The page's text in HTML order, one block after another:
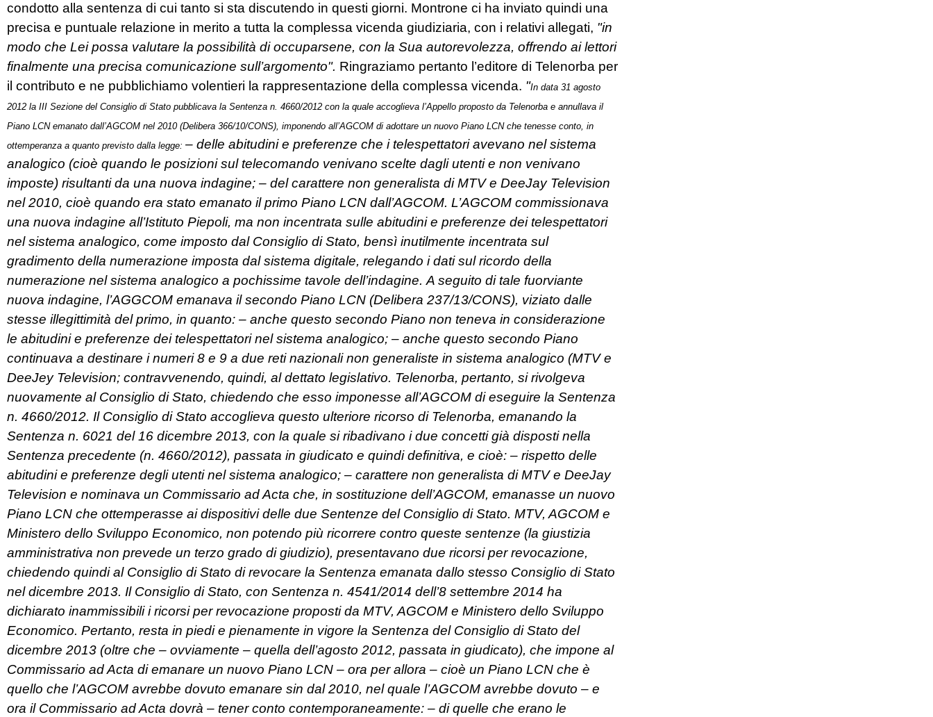
condotto alla sentenza di cui tanto si sta discutendo in questi giorni. Montrone ci ha inviato quindi una
precisa e puntuale relazione in merito a tutta la complessa vicenda giudiziaria, con i relativi allegati, "in
modo che Lei possa valutare la possibilità di occuparsene, con la Sua autorevolezza, offrendo ai lettori
finalmente una precisa comunicazione sull’argomento". Ringraziamo pertanto l’editore di Telenorba per
il contributo e ne pubblichiamo volentieri la rappresentazione della complessa vicenda. "In data 31 agosto
2012 la III Sezione del Consiglio di Stato pubblicava la Sentenza n. 4660/2012 con la quale accoglieva l’Appello proposto da Telenorba e annullava il
Piano LCN emanato dall’AGCOM nel 2010 (Delibera 366/10/CONS), imponendo all’AGCOM di adottare un nuovo Piano LCN che tenesse conto, in
ottemperanza a quanto previsto dalla legge: – delle abitudini e preferenze che i telespettatori avevano nel sistema
analogico (cioè quando le posizioni sul telecomando venivano scelte dagli utenti e non venivano
imposte) risultanti da una nuova indagine; – del carattere non generalista di MTV e DeeJay Television
nel 2010, cioè quando era stato emanato il primo Piano LCN dall’AGCOM. L’AGCOM commissionava
una nuova indagine all’Istituto Piepoli, ma non incentrata sulle abitudini e preferenze dei telespettatori
nel sistema analogico, come imposto dal Consiglio di Stato, bensì inutilmente incentrata sul
gradimento della numerazione imposta dal sistema digitale, relegando i dati sul ricordo della
numerazione nel sistema analogico a pochissime tavole dell’indagine. A seguito di tale fuorviante
nuova indagine, l’AGGCOM emanava il secondo Piano LCN (Delibera 237/13/CONS), viziato dalle
stesse illegittimità del primo, in quanto: – anche questo secondo Piano non teneva in considerazione
le abitudini e preferenze dei telespettatori nel sistema analogico; – anche questo secondo Piano
continuava a destinare i numeri 8 e 9 a due reti nazionali non generaliste in sistema analogico (MTV e
DeeJey Television; contravvenendo, quindi, al dettato legislativo. Telenorba, pertanto, si rivolgeva
nuovamente al Consiglio di Stato, chiedendo che esso imponesse all’AGCOM di eseguire la Sentenza
n. 4660/2012. Il Consiglio di Stato accoglieva questo ulteriore ricorso di Telenorba, emanando la
Sentenza n. 6021 del 16 dicembre 2013, con la quale si ribadivano i due concetti già disposti nella
Sentenza precedente (n. 4660/2012), passata in giudicato e quindi definitiva, e cioè: – rispetto delle
abitudini e preferenze degli utenti nel sistema analogico; – carattere non generalista di MTV e DeeJay
Television e nominava un Commissario ad Acta che, in sostituzione dell’AGCOM, emanasse un nuovo
Piano LCN che ottemperasse ai dispositivi delle due Sentenze del Consiglio di Stato. MTV, AGCOM e
Ministero dello Sviluppo Economico, non potendo più ricorrere contro queste sentenze (la giustizia
amministrativa non prevede un terzo grado di giudizio), presentavano due ricorsi per revocazione,
chiedendo quindi al Consiglio di Stato di revocare la Sentenza emanata dallo stesso Consiglio di Stato
nel dicembre 2013. Il Consiglio di Stato, con Sentenza n. 4541/2014 dell’8 settembre 2014 ha
dichiarato inammissibili i ricorsi per revocazione proposti da MTV, AGCOM e Ministero dello Sviluppo
Economico. Pertanto, resta in piedi e pienamente in vigore la Sentenza del Consiglio di Stato del
dicembre 2013 (oltre che – ovviamente – quella dell’agosto 2012, passata in giudicato), che impone al
Commissario ad Acta di emanare un nuovo Piano LCN – ora per allora – cioè un Piano LCN che è
quello che l’AGCOM avrebbe dovuto emanare sin dal 2010, nel quale l’AGCOM avrebbe dovuto – e
ora il Commissario ad Acta dovrà – tener conto contemporaneamente: – di quelle che erano le